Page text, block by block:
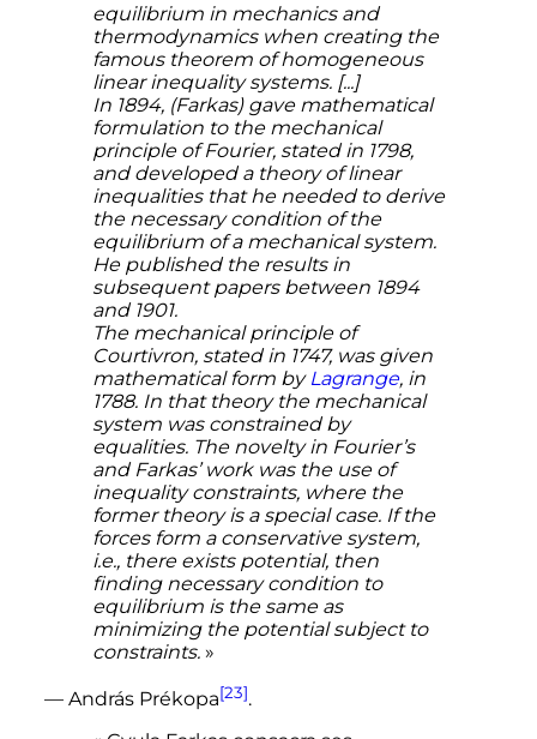
equilibrium in mechanics and
thermodynamics when creating the
famous theorem of homogeneous
linear inequality systems. [...]
In 1894, (Farkas) gave mathematical
formulation to the mechanical
principle of Fourier, stated in 1798,
and developed a theory of linear
inequalities that he needed to derive
the necessary condition of the
equilibrium of a mechanical system.
He published the results in
subsequent papers between 1894
and 1901.
The mechanical principle of
Courtivron, stated in 1747, was given
mathematical form by Lagrange, in
1788. In that theory the mechanical
system was constrained by
equalities. The novelty in Fourier’s
and Farkas’ work was the use of
inequality constraints, where the
former theory is a special case. If the
forces form a conservative system,
i.e., there exists potential, then
finding necessary condition to
equilibrium is the same as
minimizing the potential subject to
constraints.»
—András Prékopa[23].